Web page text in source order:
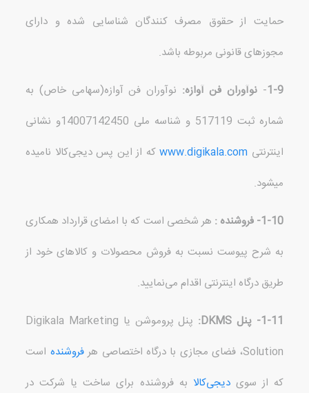
حمایت از حقوق مصرف کنندگان شناسایی شده و دارای
مجوزهای قانونی مربوطه باشد.
1-9
- نوآوران فن آوازه: نوآوران فن آوازه(سهامی خاص) به
شماره ثبت 517119 و شناسه ملی 14007142450و نشانی
اینترنتی www.digikala.comکه از این پس دیجی‌کالا نامیده
میشود.
1-10- فروشنده: هر شخصی است که با امضای قرارداد همکاری
به شرح پیوست نسبت به فروش محصولات و کالاهای خود از
طریق درگاه اینترنتی اقدام می‌نمایید.
1-11- پنل DKMS
: پنل پروموشن یا Digikala Marketing
Solution، فضای مجازی با درگاه اختصاصی هرفروشنده است
که از سویدیجی‌کالا به فروشنده برای ساخت یا شرکت در